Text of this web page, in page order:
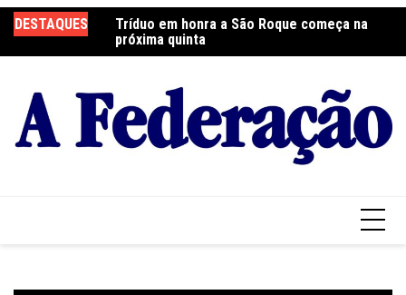
para
o
DESTAQUES
Tríduo em honra a São Roque começa na
próxima quinta
Franciscanos Seculares realizam ação
solidária